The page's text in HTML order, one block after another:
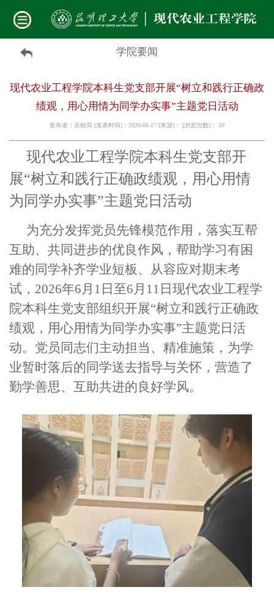
学院要闻
现代农业工程学院本科生党支部开展“树立和践行正确政
绩观，用心用情为同学办实事”主题党日活动
发布者：吴桢芬 [发表时间]：2026-06-17 [来源]： [浏览次数]： 59
现代农业工程学院本科生党支部开
展“树立和践行正确政绩观，用心用情
为同学办实事”主题党日活动
为充分发挥党员先锋模范作用，落实互帮
互助、共同进步的优良作风，帮助学习有困
难的同学补齐学业短板、从容应对期末考
试，2026年6月1日至6月11日现代农业工程学
院本科生党支部组织开展“树立和践行正确政
绩观，用心用情为同学办实事”主题党日活
动。党员同志们主动担当、精准施策，为学
业暂时落后的同学送去指导与关怀，营造了
勤学善思、互助共进的良好学风。